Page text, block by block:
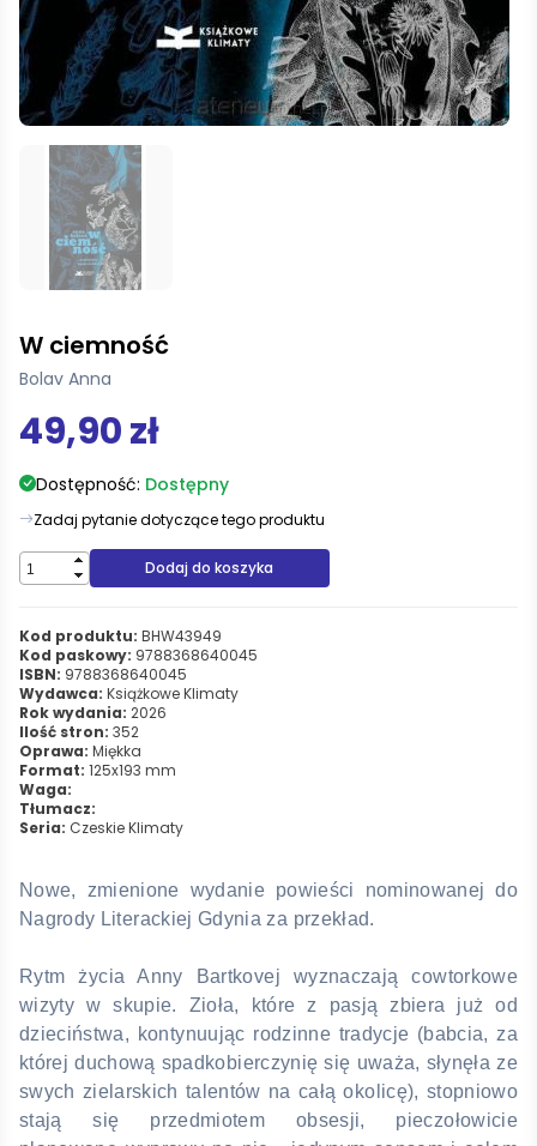
W ciemność
Bolav Anna
49,90 zł
Dostępność: Dostępny
Zadaj pytanie dotyczące tego produktu
Dodaj do koszyka
Kod produktu: BHW43949
Kod paskowy: 9788368640045
ISBN: 9788368640045
Wydawca: Książkowe Klimaty
Rok wydania: 2026
Ilość stron: 352
Oprawa: Miękka
Format: 125x193 mm
Waga:
Tłumacz:
Seria: Czeskie Klimaty
Nowe, zmienione wydanie powieści nominowanej do
Nagrody Literackiej Gdynia za przekład.
Rytm życia Anny Bartkovej wyznaczają cowtorkowe
wizyty w skupie. Zioła, które z pasją zbiera już od
dzieciństwa, kontynuując rodzinne tradycje (babcia, za
której duchową spadkobierczynię się uważa, słynęła ze
swych zielarskich talentów na całą okolicę), stopniowo
stają się przedmiotem obsesji, pieczołowicie